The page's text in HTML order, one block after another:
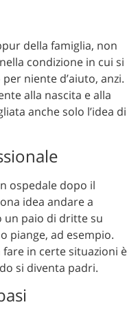
della famiglia, non
condizione in cui si
niente d’aiuto, anzi.
alla nascita e alla
anche solo l’idea di
ospedale dopo il
idea andare a
un paio di dritte su
piange, ad esempio.
in certe situazioni è
si diventa padri.